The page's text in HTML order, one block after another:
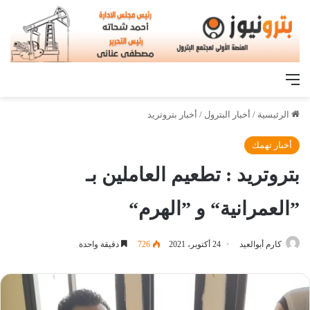
القائمة
الرئيسية / أخبار البترول / أخبار بتروتريد
أخبار تهمك
بتروتريد : تطعيم العاملين بـ
”العمرانية“ و ”الهرم“
كارم أبوالعيد 24 أكتوبر، 2021 726 دقيقة واحدة